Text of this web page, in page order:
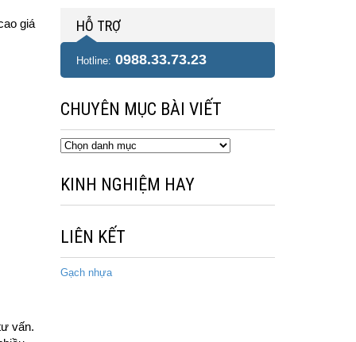
giá
vấn.
HỖ TRỢ
Hotline: 0988.33.73.23
CHUYÊN MỤC BÀI VIẾT
Chuyên
viết
KINH NGHIỆM HAY
LIÊN KẾT
Gạch nhựa